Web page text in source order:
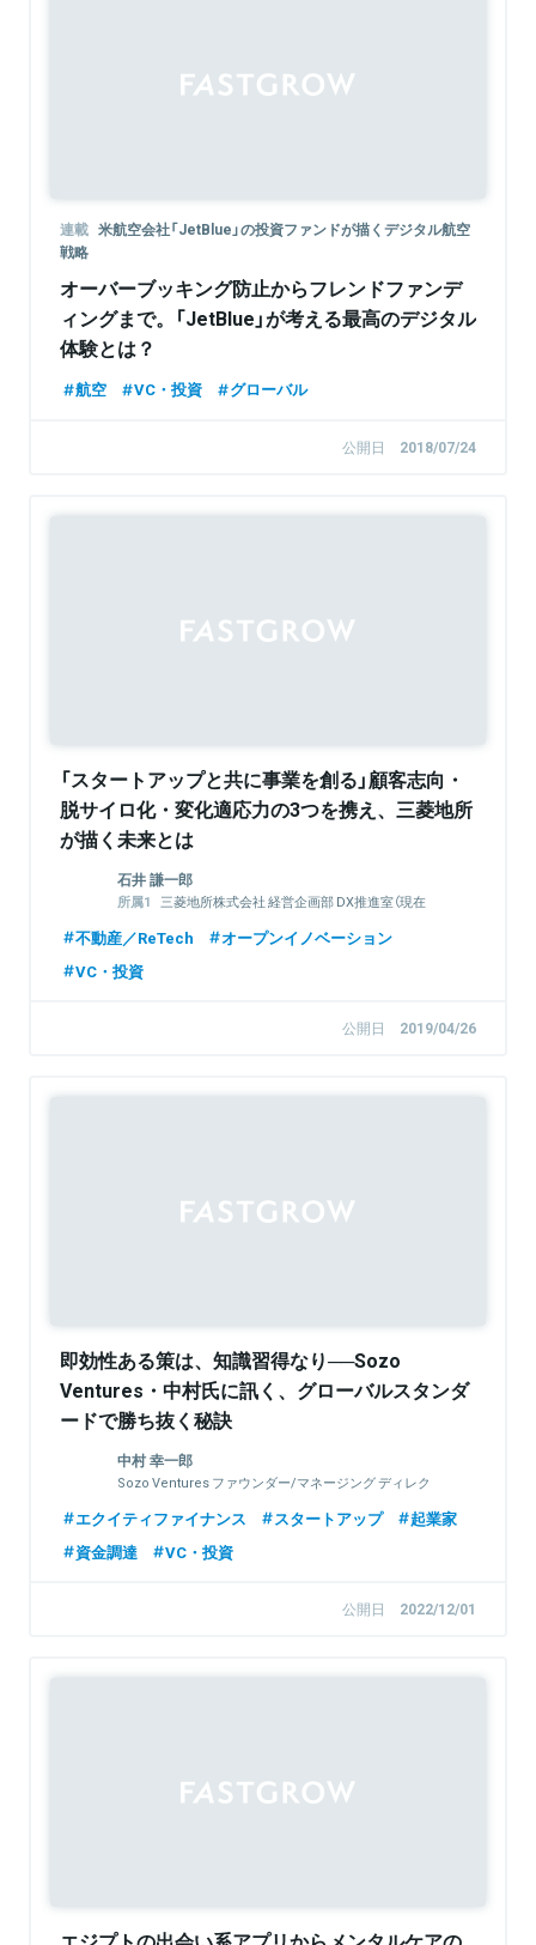
連載 米航空会社「JetBlue」の投資ファンドが描くデジタル航空
戦略
オーバーブッキング防止からフレンドファンデ
ィングまで。「JetBlue」が考える最高のデジタル
体験とは？
航空 VC・投資 グローバル
公開日 2018/07/24
「スタートアップと共に事業を創る」顧客志向・
脱サイロ化・変化適応力の3つを携え、三菱地所
が描く未来とは
石井 謙一郎
三菱地所株式会社 経営企画部 DX推進室（現在
spacemotion株式会社 代表取締役社長
不動産／ReTech
オープンイノベーション
VC・投資
公開日 2019/04/26
即効性ある策は、知識習得なり──Sozo
Ventures・中村氏に訊く、グローバルスタンダ
ードで勝ち抜く秘訣
中村 幸一郎
Sozo Ventures ファウンダー/マネージング ディレク
エクイティファイナンス スタートアップ
起業家
資金調達
VC・投資
公開日 2022/12/01